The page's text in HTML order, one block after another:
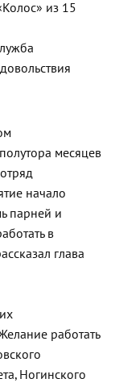
из 15
месяцев
начало
парней и
в
глава
работать
Ногинского